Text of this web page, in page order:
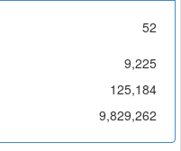
52
9,225
125,184
9,829,262